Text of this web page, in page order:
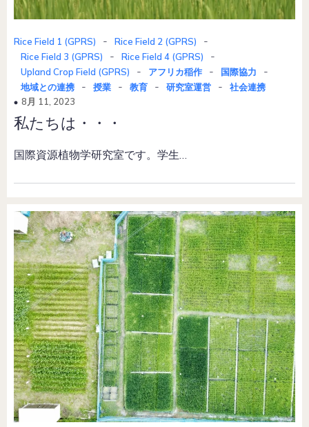
Rice Field 1 (GPRS) - Rice Field 2 (GPRS) -
Rice Field 3 (GPRS) - Rice Field 4 (GPRS) -
Upland Crop Field (GPRS) - アフリカ稲作 - 国際協力 -
地域との連携 - 授業 - 教育 - 研究室運営 -
社会連携
8月 11, 2023
私たちは・・・
国際資源植物学研究室です。学生…